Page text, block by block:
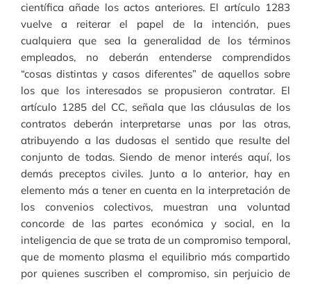
científica añade los actos anteriores. El artículo 1283
vuelve a reiterar el papel de la intención, pues
cualquiera que sea la generalidad de los términos
empleados, no deberán entenderse comprendidos
“cosas distintas y casos diferentes” de aquellos sobre
los que los interesados se propusieron contratar. El
artículo 1285 del CC, señala que las cláusulas de los
contratos deberán interpretarse unas por las otras,
atribuyendo a las dudosas el sentido que resulte del
conjunto de todas. Siendo de menor interés aquí, los
demás preceptos civiles. Junto a lo anterior, hay en
elemento más a tener en cuenta en la interpretación de
los convenios colectivos, muestran una voluntad
concorde de las partes económica y social, en la
inteligencia de que se trata de un compromiso temporal,
que de momento plasma el equilibrio más compartido
por quienes suscriben el compromiso, sin perjuicio de